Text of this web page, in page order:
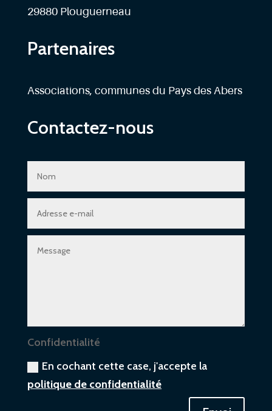
29880 Plouguerneau
Partenaires
Associations, communes du Pays des Abers
Contactez-nous
Confidentialité
En cochant cette case, j'accepte la
politique de confidentialité